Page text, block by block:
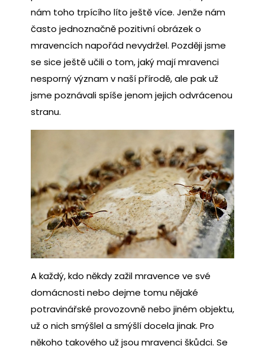
nám toho trpícího líto ještě více. Jenže nám
často jednoznačně pozitivní obrázek o
mravencích napořád nevydržel. Později jsme
se sice ještě učili o tom, jaký mají mravenci
nesporný význam v naší přírodě, ale pak už
jsme poznávali spíše jenom jejich odvrácenou
stranu.
A každý, kdo někdy zažil mravence ve své
domácnosti nebo dejme tomu nějaké
potravinářské provozovně nebo jiném objektu,
už o nich smýšlel a smýšlí docela jinak. Pro
někoho takového už jsou mravenci škůdci. Se